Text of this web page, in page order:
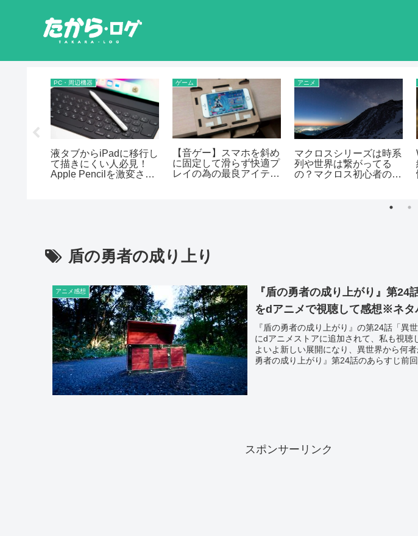
PC・周辺機器
液タブからiPadに移行し
て描きにくい人必見！
Apple Pencilを激変させ
ゲーム
【音ゲー】スマホを斜め
に固定して滑らず快適プ
レイの為の最良アイテム
アニメ
マクロスシリーズは時系
列や世界は繋がってる
の？マクロス初心者のた
盾の勇者の成り上り
アニメ感想
『盾の勇者の成り上がり』第24
をdアニメで視聴して感想※ネタ
『盾の勇者の成り上がり』の第24話「異
にdアニメストアに追加されて、私も視聴
よいよ新しい展開になり、異世界から何
勇者の成り上がり』第24話のあらすじ前回
スポンサーリンク